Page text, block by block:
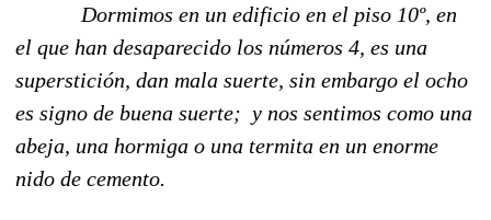
Dormimos en un edificio en el piso 10º, en
el que han desaparecido los números 4, es una
superstición, dan mala suerte, sin embargo el ocho
es signo de buena suerte; y nos sentimos como una
abeja, una hormiga o una termita en un enorme
nido de cemento.